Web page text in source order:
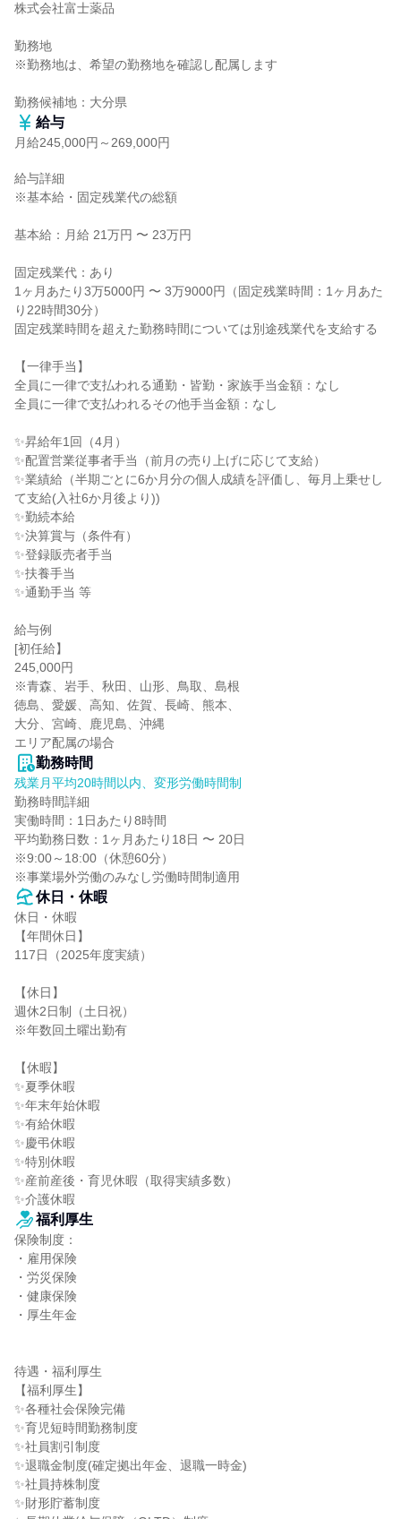
株式会社富士薬品
勤務地
※勤務地は、希望の勤務地を確認し配属します
勤務候補地：大分県
給与
月給245,000円～269,000円
給与詳細
※基本給・固定残業代の総額
基本給：月給 21万円 〜 23万円
固定残業代：あり
1ヶ月あたり3万5000円 〜 3万9000円（固定残業時間：1ヶ月あた
り22時間30分）
固定残業時間を超えた勤務時間については別途残業代を支給する
【一律手当】
全員に一律で支払われる通勤・皆勤・家族手当金額：なし
全員に一律で支払われるその他手当金額：なし
✨昇給年1回（4月）
✨配置営業従事者手当（前月の売り上げに応じて支給）
✨業績給（半期ごとに6か月分の個人成績を評価し、毎月上乗せし
て支給(入社6か月後より))
✨勤続本給
✨決算賞与（条件有）
✨登録販売者手当
✨扶養手当
✨通勤手当 等
給与例
[初任給】
245,000円
※青森、岩手、秋田、山形、鳥取、島根
徳島、愛媛、高知、佐賀、長崎、熊本、
大分、宮崎、鹿児島、沖縄
エリア配属の場合
勤務時間
残業月平均20時間以内、変形労働時間制
勤務時間詳細
実働時間：1日あたり8時間
平均勤務日数：1ヶ月あたり18日 〜 20日
※9:00～18:00（休憩60分）
※事業場外労働のみなし労働時間制適用
休日・休暇
休日・休暇
【年間休日】
117日（2025年度実績）
【休日】
週休2日制（土日祝）
※年数回土曜出勤有
【休暇】
✨夏季休暇
✨年末年始休暇
✨有給休暇
✨慶弔休暇
✨特別休暇
✨産前産後・育児休暇（取得実績多数）
✨介護休暇
福利厚生
保険制度：
・雇用保険
・労災保険
・健康保険
・厚生年金
待遇・福利厚生
【福利厚生】
✨各種社会保険完備
✨育児短時間勤務制度
✨社員割引制度
✨退職金制度(確定拠出年金、退職一時金)
✨社員持株制度
✨財形貯蓄制度